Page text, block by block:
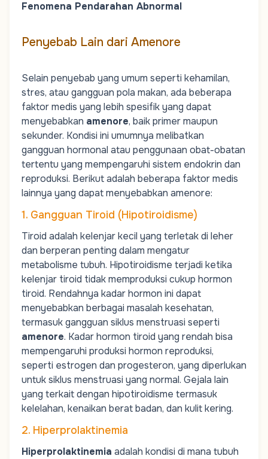
Fenomena Pendarahan Abnormal
Penyebab Lain dari Amenore
Selain penyebab yang umum seperti kehamilan,
stres, atau gangguan pola makan, ada beberapa
faktor medis yang lebih spesifik yang dapat
menyebabkan amenore, baik primer maupun
sekunder. Kondisi ini umumnya melibatkan
gangguan hormonal atau penggunaan obat-obatan
tertentu yang mempengaruhi sistem endokrin dan
reproduksi. Berikut adalah beberapa faktor medis
lainnya yang dapat menyebabkan amenore:
1. Gangguan Tiroid (Hipotiroidisme)
Tiroid adalah kelenjar kecil yang terletak di leher
dan berperan penting dalam mengatur
metabolisme tubuh. Hipotiroidisme terjadi ketika
kelenjar tiroid tidak memproduksi cukup hormon
tiroid. Rendahnya kadar hormon ini dapat
menyebabkan berbagai masalah kesehatan,
termasuk gangguan siklus menstruasi seperti
amenore. Kadar hormon tiroid yang rendah bisa
mempengaruhi produksi hormon reproduksi,
seperti estrogen dan progesteron, yang diperlukan
untuk siklus menstruasi yang normal. Gejala lain
yang terkait dengan hipotiroidisme termasuk
kelelahan, kenaikan berat badan, dan kulit kering.
2. Hiperprolaktinemia
Hiperprolaktinemia adalah kondisi di mana tubuh